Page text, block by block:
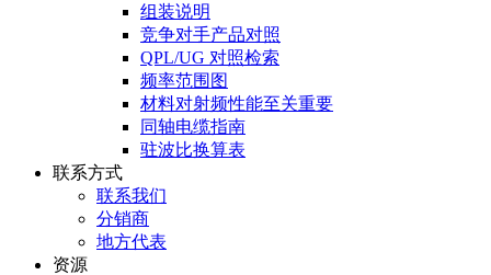
组装说明
竞争对手产品对照
QPL/UG 对照检索
频率范围图
材料对射频性能至关重要
同轴电缆指南
驻波比换算表
联系方式
联系我们
分销商
地方代表
资源